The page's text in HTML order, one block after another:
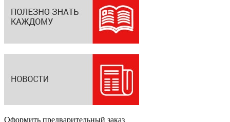
Оформить предварительный заказ